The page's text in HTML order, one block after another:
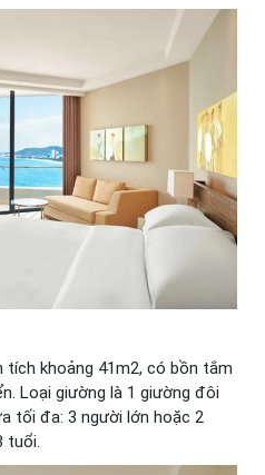
tích khoảng 41m2, có bồn tắm
Loại giường là 1 giường đôi
tối đa: 3 người lớn hoặc 2
tuổi.